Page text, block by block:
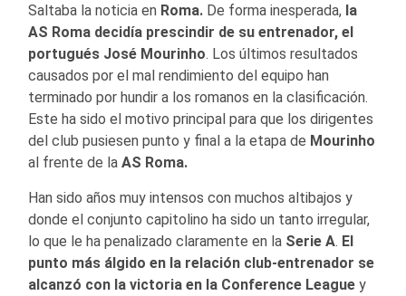
Saltaba la noticia en Roma. De forma inesperada, la
AS Roma decidía prescindir de su entrenador, el
portugués José Mourinho. Los últimos resultados
causados por el mal rendimiento del equipo han
terminado por hundir a los romanos en la clasificación.
Este ha sido el motivo principal para que los dirigentes
del club pusiesen punto y final a la etapa de Mourinho
al frente de la AS Roma.
Han sido años muy intensos con muchos altibajos y
donde el conjunto capitolino ha sido un tanto irregular,
lo que le ha penalizado claramente en la Serie A. El
punto más álgido en la relación club-entrenador se
alcanzó con la victoria en la Conference League y